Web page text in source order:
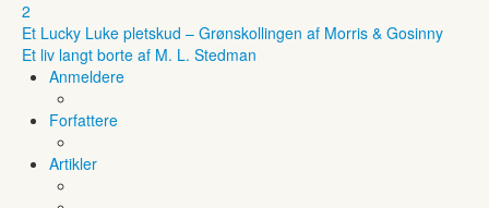
2
Et Lucky Luke pletskud – Grønskollingen af Morris & Gosinny
Et liv langt borte af M. L. Stedman
Anmeldere
Forfattere
Artikler